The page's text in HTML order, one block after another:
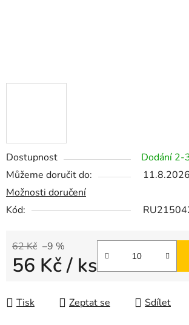
Dostupnost
Dodání 2-
Můžeme doručit do:
11.8.2026
Možnosti doručení
Kód:
62 Kč –9 %
56 Kč/ ks
Tisk Zeptat se Sdílet